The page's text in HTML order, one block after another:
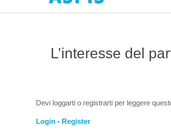
L’interesse del
Devi loggarti o registrarti per leggere
Login - Register